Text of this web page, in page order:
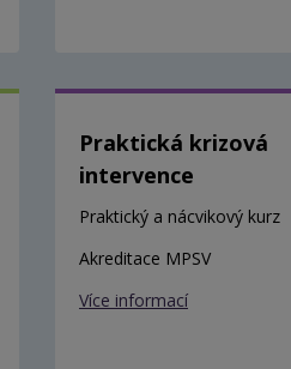
Praktická krizová
intervence
Praktický a nácvikový kurz
Akreditace MPSV
Více informací